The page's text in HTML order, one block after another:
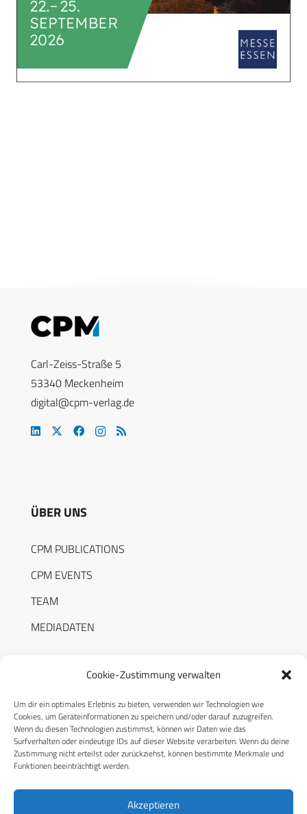
Cookie-Zustimmung verwalten
Um dir ein optimales Erlebnis zu bieten, verwenden wir Technologien wie
Cookies, um Geräteinformationen zu speichern und/oder darauf zuzugreifen.
Wenn du diesen Technologien zustimmst, können wir Daten wie das
Surfverhalten oder eindeutige IDs auf dieser Website verarbeiten. Wenn du deine
Zustimmung nicht erteilst oder zurückziehst, können bestimmte Merkmale und
Funktionen beeinträchtigt werden.
Akzeptieren
Carl-Zeiss-Straße 5
53340 Meckenheim
digital@cpm-verlag.de
ÜBER UNS
CPM PUBLICATIONS
CPM EVENTS
TEAM
MEDIADATEN
RECHTLICHES
Datenschutzerklärung
Cookie-Richtlinie (EU)